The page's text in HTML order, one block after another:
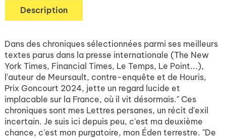
Description
Dans des chroniques sélectionnées parmi ses meilleurs
textes parus dans la presse internationale (The New
York Times, Financial Times, Le Temps, Le Point...),
l'auteur de Meursault, contre-enquête et de Houris,
Prix Goncourt 2024, jette un regard lucide et
implacable sur la France, où il vit désormais." Ces
chroniques sont mes Lettres persanes, un récit d'exil
incertain. Je suis ici depuis peu, c'est ma deuxième
chance, c'est mon purgatoire, mon Éden terrestre. "De